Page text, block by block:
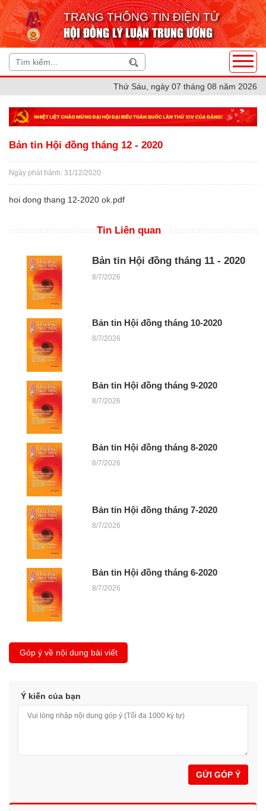
TRANG THÔNG TIN ĐIỆN TỬ
HỘI ĐỒNG LÝ LUẬN TRUNG ƯƠNG
Thứ Sáu, ngày 07 tháng 08 năm 2026
Bản tin Hội đồng tháng 12 - 2020
Ngày phát hành: 31/12/2020
hoi dong thang 12-2020 ok.pdf
Tin Liên quan
Bản tin Hội đồng tháng 11 - 2020
8/7/2026
Bản tin Hội đồng tháng 10-2020
8/7/2026
Bản tin Hội đồng tháng 9-2020
8/7/2026
Bản tin Hội đồng tháng 8-2020
8/7/2026
Bản tin Hội đồng tháng 7-2020
8/7/2026
Bản tin Hội đồng tháng 6-2020
8/7/2026
Góp ý về nội dung bài viết
Ý kiến của bạn
GỬI GÓP Ý